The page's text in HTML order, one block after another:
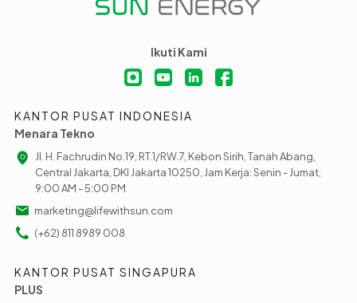
Ikuti Kami
KANTOR PUSAT INDONESIA
Menara Tekno
Jl. H. Fachrudin No.19, RT.1/RW.7, Kebon Sirih, Tanah Abang,
Central Jakarta, DKI Jakarta 10250, Jam Kerja: Senin - Jumat,
9:00 AM - 5:00 PM
marketing@lifewithsun.com
(+62) 811 8989 008
KANTOR PUSAT SINGAPURA
PLUS